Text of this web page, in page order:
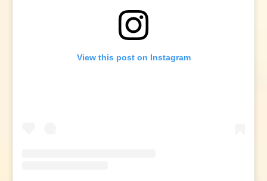
View this post on Instagram